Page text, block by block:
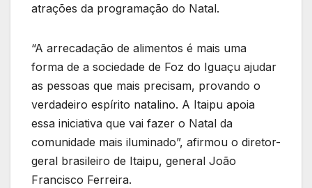
atrações da programação do Natal.
“A arrecadação de alimentos é mais uma
forma de a sociedade de Foz do Iguaçu ajudar
as pessoas que mais precisam, provando o
verdadeiro espírito natalino. A Itaipu apoia
essa iniciativa que vai fazer o Natal da
comunidade mais iluminado”, afirmou o diretor-
geral brasileiro de Itaipu, general João
Francisco Ferreira.